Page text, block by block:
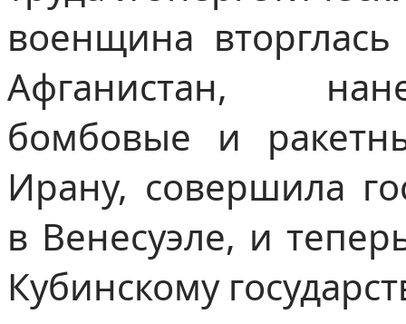
военщина
Афганистан,
бомбовые и
Ирану, совершила
в Венесуэле, и
Кубинскому